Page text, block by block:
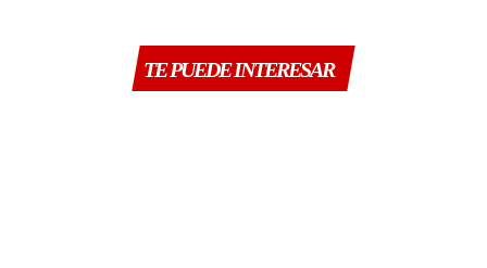
TE PUEDE INTERESAR